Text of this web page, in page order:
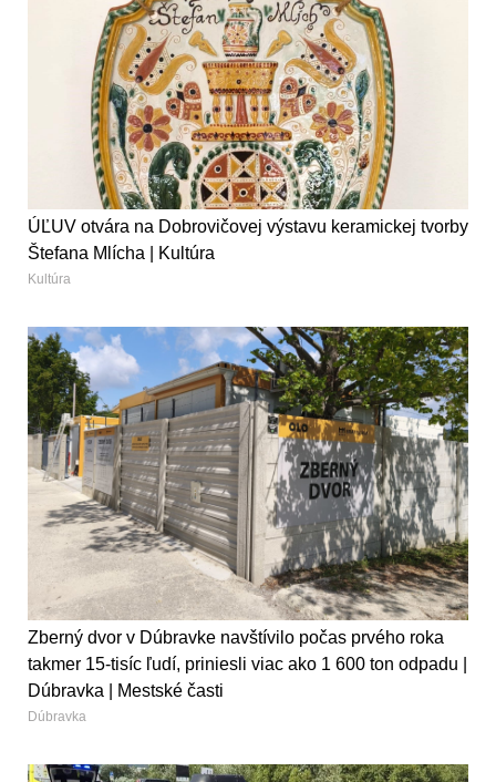
ÚĽUV otvára na Dobrovičovej výstavu keramickej tvorby
Štefana Mlícha | Kultúra
Kultúra
Zberný dvor v Dúbravke navštívilo počas prvého roka
takmer 15-tisíc ľudí, priniesli viac ako 1 600 ton odpadu |
Dúbravka | Mestské časti
Dúbravka